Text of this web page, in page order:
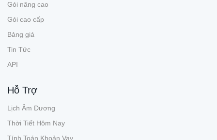
Gói nâng cao
Gói cao cấp
Bảng giá
Tin Tức
API
Hỗ Trợ
Lịch Âm Dương
Thời Tiết Hôm Nay
Tính Toán Khoản Vay